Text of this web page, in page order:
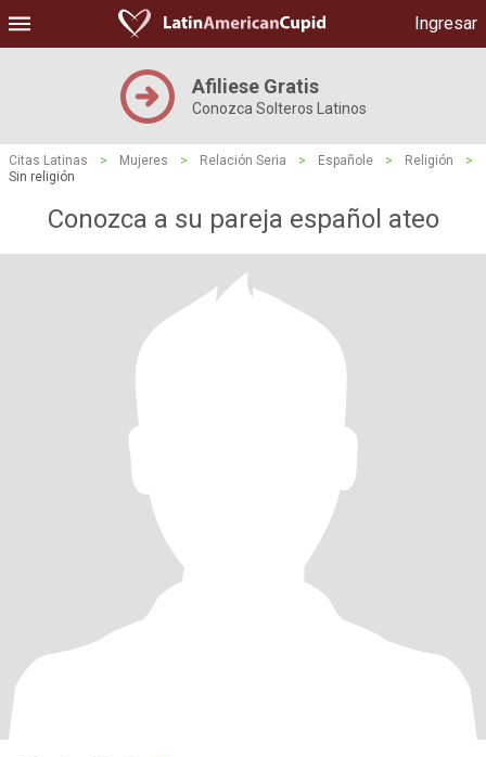
Ingresar
Afiliese Gratis
Conozca Solteros Latinos
Citas Latinas > Mujeres > Relación Seria > Españole > Religión
>
Sin religión
Conozca a su pareja español ateo